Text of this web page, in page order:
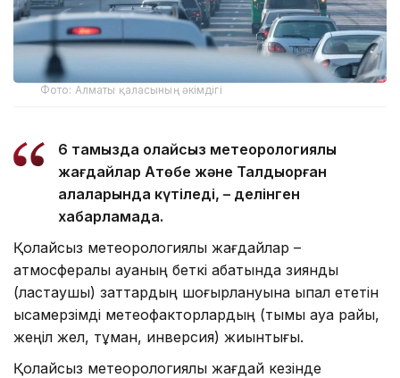
Фото: Алматы қаласының әкімдігі
6 тамызда қолайсыз метеорологиялық
жағдайлар Ақтөбе және Талдықорған
қалаларында күтіледі, – делінген
хабарламада.
Қолайсыз метеорологиялық жағдайлар –
атмосфералық ауаның беткі қабатында зиянды
(ластаушы) заттардың шоғырлануына ықпал ететін
қысқамерзімді метеофакторлардың (тымық ауа райы,
жеңіл жел, тұман, инверсия) жиынтығы.
Қолайсыз метеорологиялық жағдай кезінде